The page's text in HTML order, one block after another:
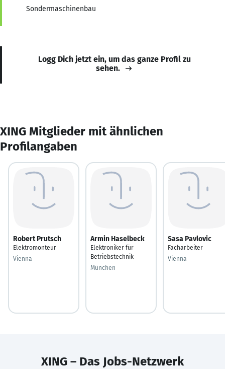
Sondermaschinenbau
Logg Dich jetzt ein, um das ganze Profil zu
sehen.
XING Mitglieder mit ähnlichen
Profilangaben
Robert Prutsch
Elektromonteur
Vienna
Armin Haselbeck
Elektroniker für
Betriebstechnik
München
Sasa Pavlovic
Facharbeiter
Vienna
XING – Das Jobs-Netzwerk